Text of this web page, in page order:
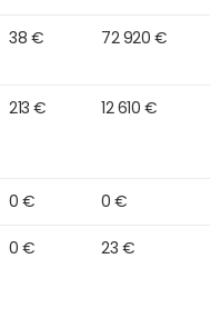
38 € 72 920 €
213 € 12 610 €
0 € 0 €
0 € 23 €